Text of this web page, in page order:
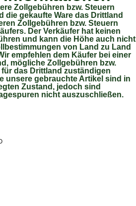
Zollgebühren bzw. Steuern
die gekaufte Ware das Drittland
Zollgebühren bzw. Steuern
Der Verkäufer hat keinen
und kann die Höhe auch nicht
von Land zu Land
empfehlen dem Käufer bei einer
mögliche Zollgebühren bzw.
für das Drittland zuständigen
unsere gebrauchte Artikel sind in
Zustand, jedoch sind
nicht auszuschließen.